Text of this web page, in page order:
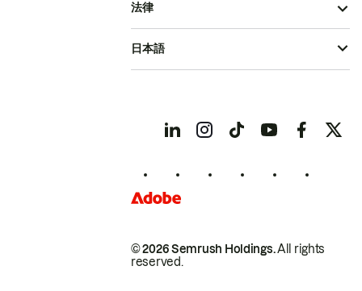
© 2026 Semrush Holdings.All rights
reserved.
法律
日本語